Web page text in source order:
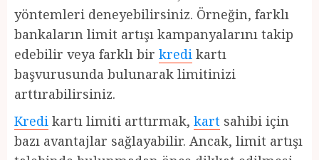
yöntemleri deneyebilirsiniz. Örneğin, farklı
bankaların limit artışı kampanyalarını takip
edebilir veya farklı bir kredi kartı
başvurusunda bulunarak limitinizi
arttırabilirsiniz.
Kredi kartı limiti arttırmak, kart sahibi için
bazı avantajlar sağlayabilir. Ancak, limit artışı